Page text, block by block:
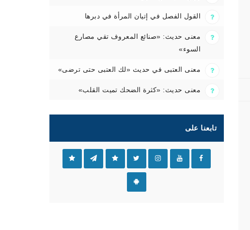
القول الفصل في إتيان المرأة في دبرها
معنى حديث: «صنائع المعروف تقي مصارع
السوء»
معنى العتبى في حديث «لك العتبى حتى ترضى»
معنى حديث: «كثرة الضحك تميت القلب»
تابعنا على